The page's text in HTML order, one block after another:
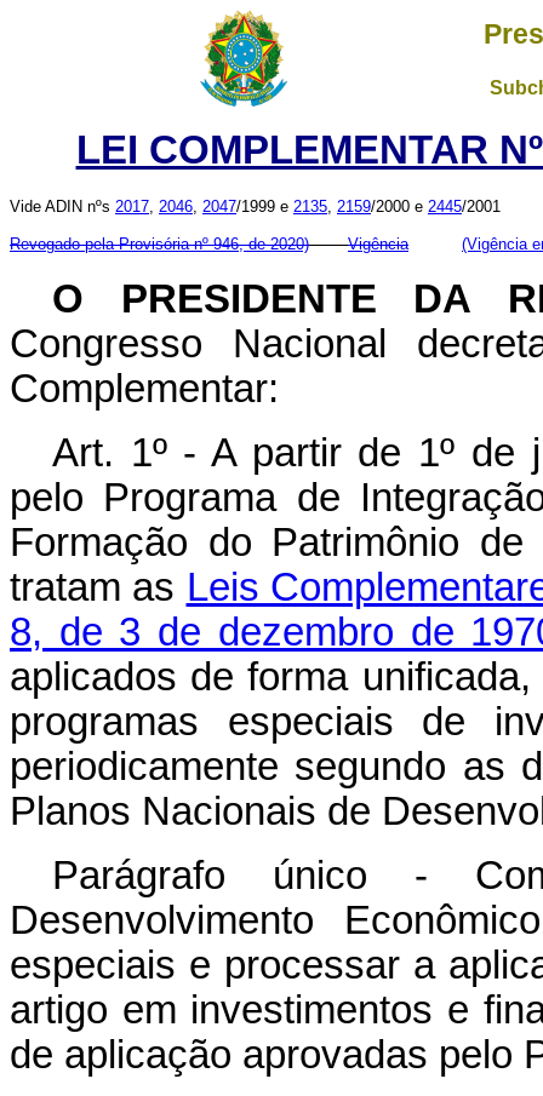
LEI COMPLEMENTAR
Vide ADIN nºs 2017, 2046, 2047/1999 e 2135, 2159/2000 e 2445/2001
Revogado pela Provisória nº 946, de 2020) Vigência (Vigência
O PRESIDENTE DA
Congresso Nacional
Complementar:
Art. 1º - A partir de 1º de
pelo Programa de
Formação do Patrimônio
tratam as Leis
8, de 3 de dezembro de
aplicados de forma
programas especiais de
periodicamente segundo as
Planos Nacionais de
Parágrafo único -
Desenvolvimento
especiais e processar a
artigo em investimentos e
de aplicação aprovadas pelo